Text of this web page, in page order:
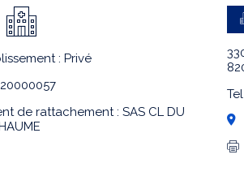
: Privé
de rattachement : SAS CL DU
I